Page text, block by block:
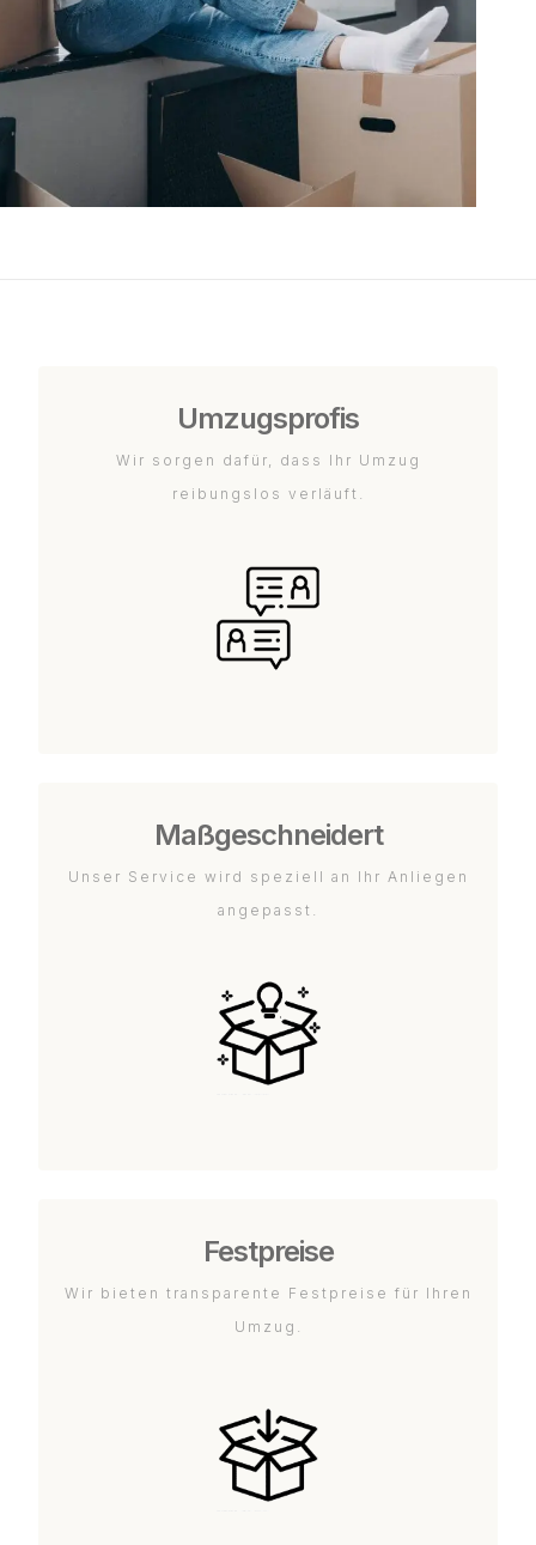
Umzugsprofis
Wir sorgen dafür, dass Ihr Umzug
reibungslos verläuft.
Maßgeschneidert
Unser Service wird speziell an Ihr Anliegen
angepasst.
Festpreise
Wir bieten transparente Festpreise für Ihren
Umzug.